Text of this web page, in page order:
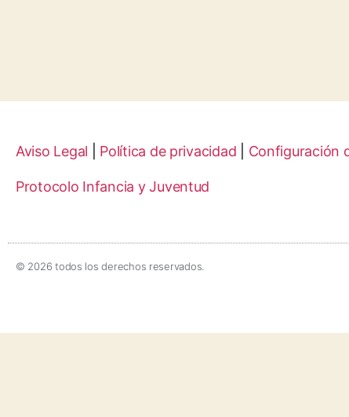
Aviso Legal Política de privacidad Configuración
Protocolo Infancia y Juventud
© 2026 todos los derechos reservados.